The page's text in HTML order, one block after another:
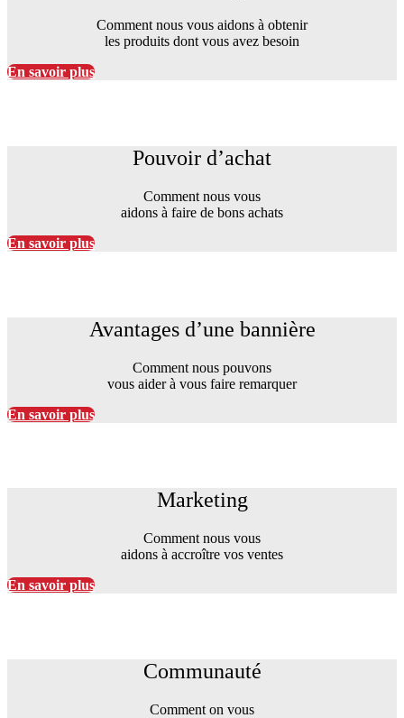
Comment nous vous aidons à obtenir
les produits dont vous avez besoin
En savoir plus
Pouvoir d’achat
Comment nous vous
aidons à faire de bons achats
En savoir plus
Avantages d’une bannière
Comment nous pouvons
vous aider à vous faire remarquer
En savoir plus
Marketing
Comment nous vous
aidons à accroître vos ventes
En savoir plus
Communauté
Comment on vous